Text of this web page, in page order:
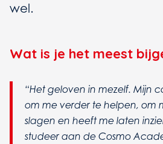
wel.
Wat is je het meest
“Het geloven in mezelf. Mijn
om me verder te helpen, om
slagen en heeft me laten
studeer aan de Cosmo